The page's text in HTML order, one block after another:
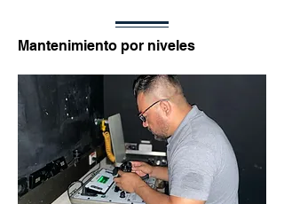
Mantenimiento por niveles